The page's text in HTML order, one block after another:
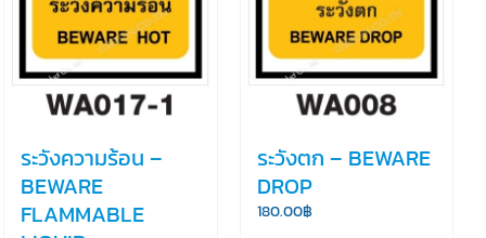
ระวังความร้อน –
BEWARE
FLAMMABLE
ระวังตก – BEWARE
DROP
180.00฿